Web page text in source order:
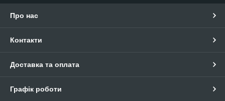
Про нас
Контакти
Доставка та оплата
Графік роботи